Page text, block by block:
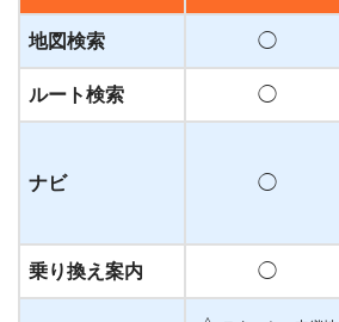
地図検索 ◯
ルート検索 ◯
ナビ ◯
乗り換え案内 ◯